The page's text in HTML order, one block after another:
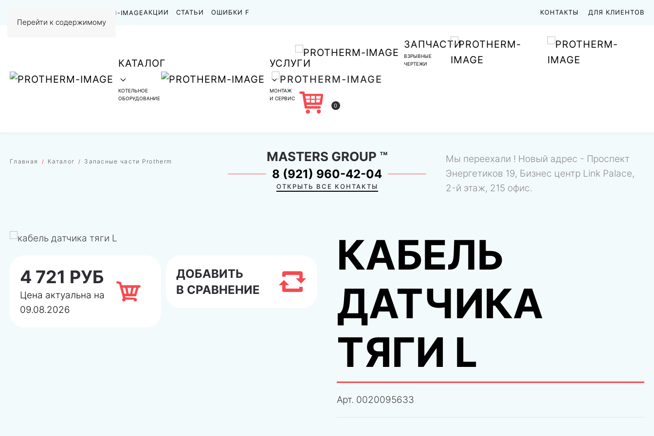
Перейти к содержимому
АКЦИИ СТАТЬИ ОШИБКИ F КОНТАКТЫ ДЛЯ КЛИЕНТОВ
КАТАЛОГ
КОТЕЛЬНОЕ
ОБОРУДОВАНИЕ
УСЛУГИ
МОНТАЖ
И СЕРВИС
ЗАПЧАСТИ
ВЗРЫВНЫЕ
ЧЕРТЕЖИ
0
Главная Каталог Запасные части Protherm MASTERS GROUP ™
8 (921) 960-42-04
ОТКРЫТЬ ВСЕ КОНТАКТЫ
Мы переехали ! Новый адрес - Проспект
Энергетиков 19, Бизнес центр Link Palace,
2-й этаж, 215 офис.
4 721 РУБ
Цена актуальна на
09.08.2026
ДОБАВИТЬ
В СРАВНЕНИЕ
КАБЕЛЬ
ДАТЧИКА
ТЯГИ L
Арт. 0020095633